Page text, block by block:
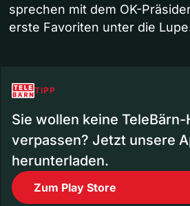
sprechen mit dem OK-
erste Favoriten unter die
TIPP
Sie wollen keine
verpassen? Jetzt unsere
herunterladen.
Zum Play Store